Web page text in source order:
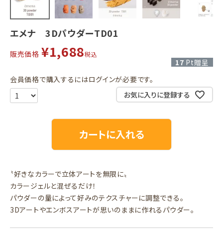
エメナ 3DパウダーTD01
販売価格 ¥1,688税込
17 Pt贈呈
会員価格で購入するにはログインが必要です。
お気に入りに登録する
カートに入れる
〝好きなカラーで立体アートを無限に〟
カラージェルと混ぜるだけ！
パウダーの量によって好みのテクスチャーに調整できる。
3Dアートやエンボスアートが思いのままに作れるパウダー。